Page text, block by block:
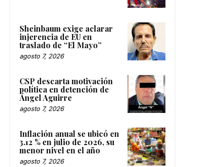
Sheinbaum exige aclarar
injerencia de EU en
traslado de “El Mayo”
agosto 7, 2026
CSP descarta motivación
política en detención de
Ángel Aguirre
agosto 7, 2026
Inflación anual se ubicó en
3.12 % en julio de 2026, su
menor nivel en el año
agosto 7, 2026